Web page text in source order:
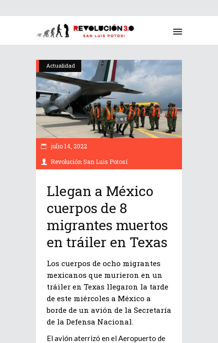
Actualidad
julio 14, 2022
Revolución San Luis Potosí
Llegan a México
cuerpos de 8
migrantes muertos
en tráiler en Texas
Los cuerpos de ocho migrantes
mexicanos que murieron en un
tráiler en Texas llegaron la tarde
de este miércoles a México a
borde de un avión de la Secretaría
de la Defensa Nacional.
El avión aterrizó en el Aeropuerto de